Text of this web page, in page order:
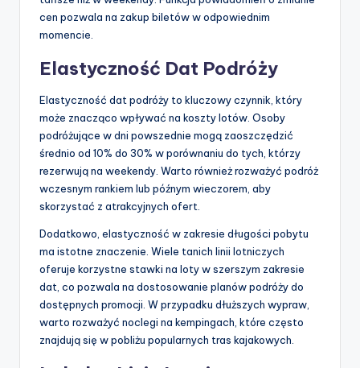
cen pozwala na zakup biletów w odpowiednim
momencie.
Elastyczność Dat Podróży
Elastyczność dat podróży to kluczowy czynnik, który
może znacząco wpływać na koszty lotów. Osoby
podróżujące w dni powszednie mogą zaoszczędzić
średnio od 10% do 30% w porównaniu do tych, którzy
rezerwują na weekendy. Warto również rozważyć podróż
wczesnym rankiem lub późnym wieczorem, aby
skorzystać z atrakcyjnych ofert.
Dodatkowo, elastyczność w zakresie długości pobytu
ma istotne znaczenie. Wiele tanich linii lotniczych
oferuje korzystne stawki na loty w szerszym zakresie
dat, co pozwala na dostosowanie planów podróży do
dostępnych promocji. W przypadku dłuższych wypraw,
warto rozważyć noclegi na kempingach, które często
znajdują się w pobliżu popularnych tras kajakowych.